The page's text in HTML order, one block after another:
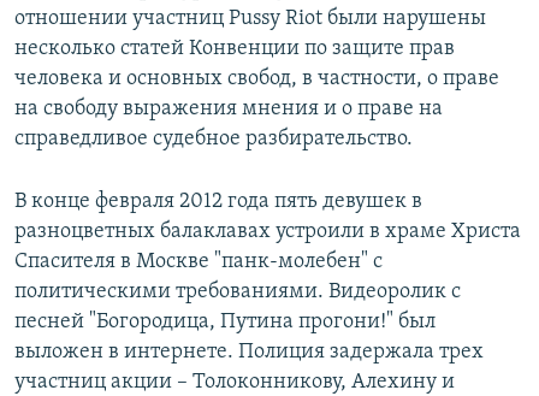
отношении участниц Pussy Riot были нарушены
несколько статей Конвенции по защите прав
человека и основных свобод, в частности, о праве
на свободу выражения мнения и о праве на
справедливое судебное разбирательство.
В конце февраля 2012 года пять девушек в
разноцветных балаклавах устроили в храме Христа
Спасителя в Москве "панк-молебен" с
политическими требованиями. Видеоролик с
песней "Богородица, Путина прогони!" был
выложен в интернете. Полиция задержала трех
участниц акции – Толоконникову, Алехину и